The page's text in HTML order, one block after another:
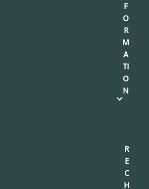
F
O
R
M
A
TI
O
N
R
E
C
H